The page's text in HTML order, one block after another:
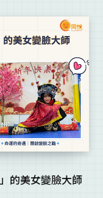
的美女變臉大師